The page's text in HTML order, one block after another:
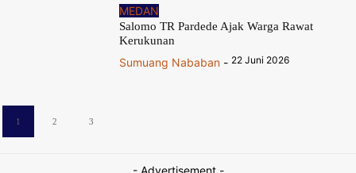
MEDAN
Salomo TR Pardede Ajak Warga Rawat
Kerukunan
Sumuang Nababan - 22 Juni 2026
1 2 3